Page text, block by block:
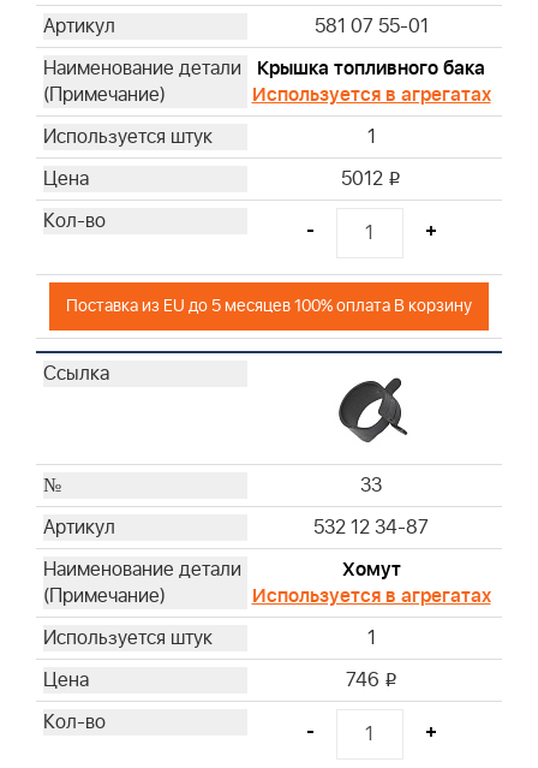
581 07 55-01
Крышка топливного бака
Используется в агрегатах
1
5012 i
- +
Поставка из EU до 5 месяцев 100% оплата В корзину
33
532 12 34-87
Хомут
Используется в агрегатах
1
746 i
- +